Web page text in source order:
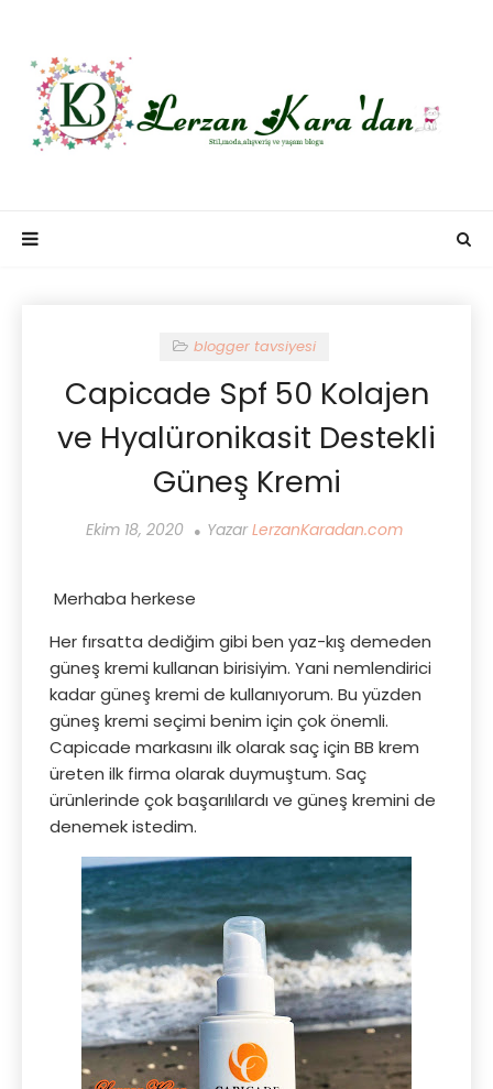
blogger tavsiyesi
Capicade Spf 50 Kolajen
ve Hyalüronikasit Destekli
Güneş Kremi
Ekim 18, 2020 Yazar LerzanKaradan.com
Merhaba herkese
Her fırsatta dediğim gibi ben yaz-kış demeden
güneş kremi kullanan birisiyim. Yani nemlendirici
kadar güneş kremi de kullanıyorum. Bu yüzden
güneş kremi seçimi benim için çok önemli.
Capicade markasını ilk olarak saç için BB krem
üreten ilk firma olarak duymuştum. Saç
ürünlerinde çok başarılılardı ve güneş kremini de
denemek istedim.